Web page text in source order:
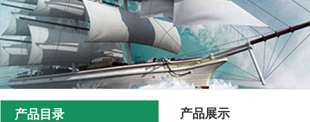
产品目录 产品展示